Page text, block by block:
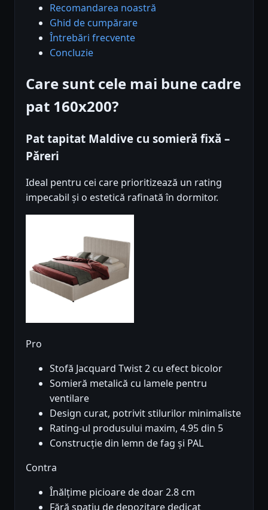
Recomandarea noastră
Ghid de cumpărare
Întrebări frecvente
Concluzie
Care sunt cele mai bune cadre
pat 160x200?
Pat tapitat Maldive cu somieră fixă –
Păreri
Ideal pentru cei care prioritizează un rating
impecabil și o estetică rafinată în dormitor.
Pro
Stofă Jacquard Twist 2 cu efect bicolor
Somieră metalică cu lamele pentru
ventilare
Design curat, potrivit stilurilor minimaliste
Rating-ul produsului maxim, 4.95 din 5
Construcție din lemn de fag și PAL
Contra
Înălțime picioare de doar 2.8 cm
Fără spațiu de depozitare dedicat